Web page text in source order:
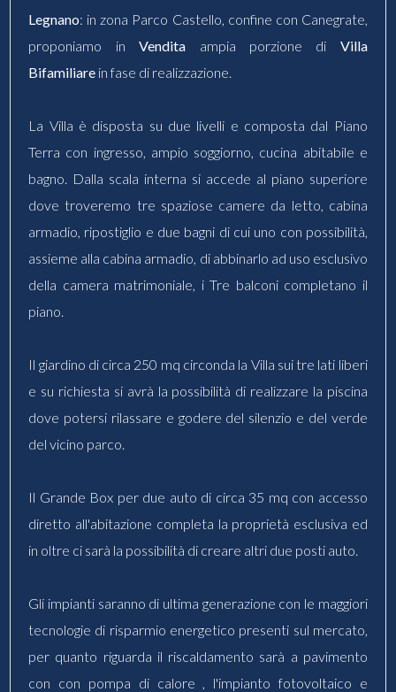
Legnano: in zona Parco Castello, confine con Canegrate,
proponiamo inVendita ampia porzione di Villa
Bifamiliare in fase di realizzazione.
La Villa è disposta su due livelli e composta dal Piano
Terra con ingresso, ampio soggiorno, cucina abitabile e
bagno. Dalla scala interna si accede al piano superiore
dove troveremo tre spaziose camere da letto, cabina
armadio, ripostiglio e due bagni di cui uno con possibilità,
assieme alla cabina armadio, di abbinarlo ad uso esclusivo
della camera matrimoniale, i Tre balconi completano il
piano.
Il giardino di circa 250 mq circonda la Villa sui tre lati liberi
e su richiesta si avrà la possibilità di realizzare la piscina
dove potersi rilassare e godere del silenzio e del verde
del vicino parco.
Il Grande Box per due auto di circa 35 mq con accesso
diretto all'abitazione completa la proprietà esclusiva ed
in oltre ci sarà la possibilità di creare altri due posti auto.
Gli impianti saranno di ultima generazione con le maggiori
tecnologie di risparmio energetico presenti sul mercato,
per quanto riguarda il riscaldamento sarà a pavimento
con con pompa di calore , l'impianto fotovoltaico e